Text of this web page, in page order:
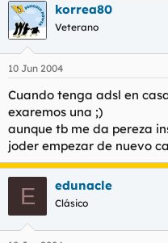
korrea80
Veterano
10 Jun 2004
Cuando tenga adsl en
exaremos una ;)
aunque tb me da pereza
joder empezar de nuevo
E edunacle
Clásico